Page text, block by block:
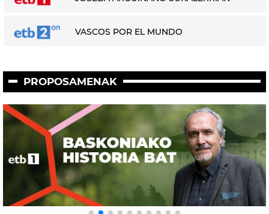
VASCOS POR EL MUNDO
PROPOSAMENAK